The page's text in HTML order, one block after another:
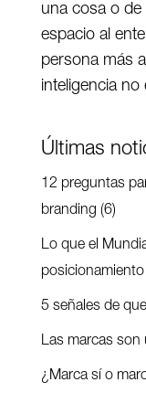
una cosa o
espacio al
persona más
inteligencia
Últimas
12 preguntas
branding (6)
Lo que el
5 señales de
Las marcas son
¿Marca sí o